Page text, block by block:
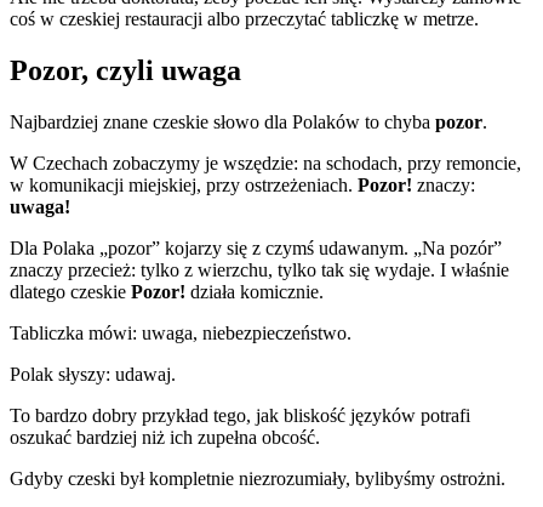
coś w czeskiej restauracji albo przeczytać tabliczkę w metrze.
Pozor, czyli uwaga
Najbardziej znane czeskie słowo dla Polaków to chyba pozor.
W Czechach zobaczymy je wszędzie: na schodach, przy remoncie,
w komunikacji miejskiej, przy ostrzeżeniach. Pozor! znaczy:
uwaga!
Dla Polaka „pozor” kojarzy się z czymś udawanym. „Na pozór”
znaczy przecież: tylko z wierzchu, tylko tak się wydaje. I właśnie
dlatego czeskie Pozor! działa komicznie.
Tabliczka mówi: uwaga, niebezpieczeństwo.
Polak słyszy: udawaj.
To bardzo dobry przykład tego, jak bliskość języków potrafi
oszukać bardziej niż ich zupełna obcość.
Gdyby czeski był kompletnie niezrozumiały, bylibyśmy ostrożni.